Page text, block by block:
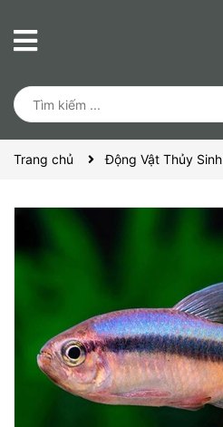
Trang chủ Động Vật Thủy Sinh